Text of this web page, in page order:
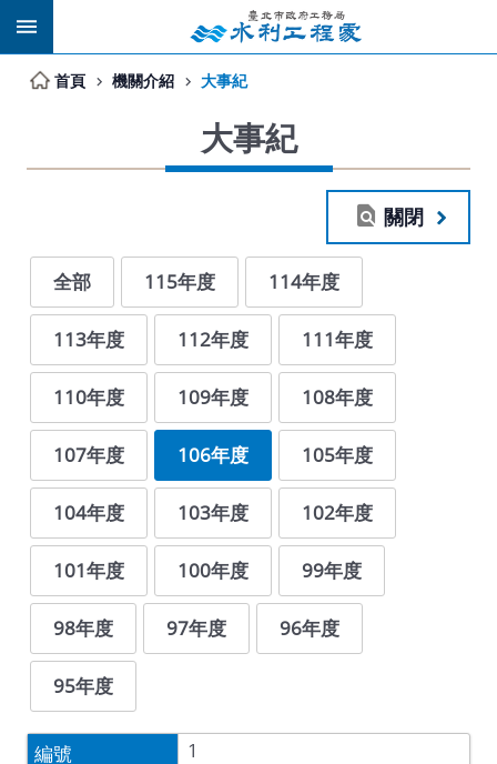
跳到主要內容區塊
首頁 機關介紹 大事紀
大事紀
關閉
全部 115年度 114年度
113年度 112年度 111年度
110年度 109年度 108年度
107年度 106年度 105年度
104年度 103年度 102年度
101年度 100年度 99年度
98年度 97年度 96年度
95年度
1